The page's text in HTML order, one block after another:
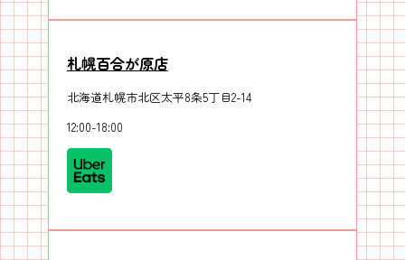
札幌百合が原店
北海道札幌市北区太平8条5丁目2-14
12:00-18:00